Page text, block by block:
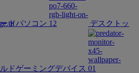
トパソコン デスクトッ
ドゲーミングデバイス